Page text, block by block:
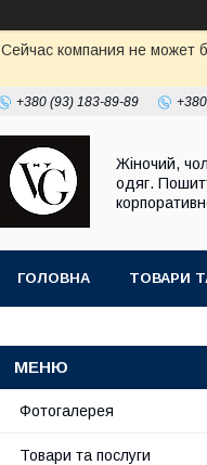
Сейчас компания не может
+380 (93) 183-89-89
Жіночий,
одяг.
ГОЛОВНА ТОВАРИ
Фотогалерея
Товари та послуги